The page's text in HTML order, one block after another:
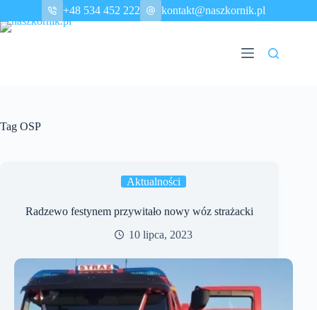
treści
+48 534 452 222 kontakt@naszkornik.pl
Tag OSP
Aktualności
Radzewo festynem przywitało nowy wóz strażacki
10 lipca, 2023